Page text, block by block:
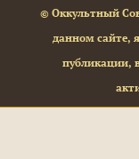
© Оккультный
данном сайте,
публикации,